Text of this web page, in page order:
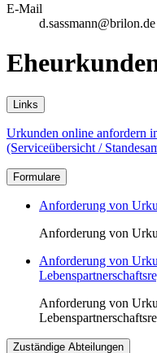
E-Mail
d.sassmann@brilon.de
Links
Urkunden online anfordern
(Serviceübersicht /
Formulare
Anforderung von
Anforderung von
Anforderung von
Anforderung von
Zuständige Abteilungen